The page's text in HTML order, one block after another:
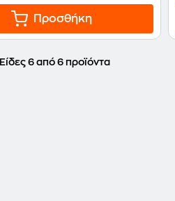
Προσθήκη
Είδες 6 από 6 προϊόντα